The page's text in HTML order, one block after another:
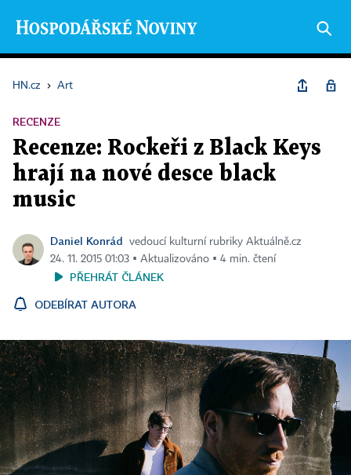
HN.cz › Art
RECENZE
Recenze: Rockeři z Black Keys
hrají na nové desce black
music
Daniel Konrád
vedoucí kulturní rubriky Aktuálně.cz
24. 11. 2015 01:03 ▪ Aktualizováno ▪ 4 min. čtení
PŘEHRÁT ČLÁNEK
ODEBÍRAT AUTORA